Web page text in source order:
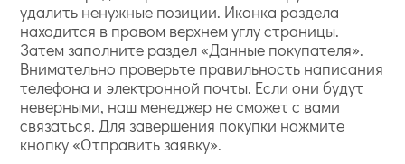
удалить ненужные позиции. Иконка раздела
находится в правом верхнем углу страницы.
Затем заполните раздел «Данные покупателя».
Внимательно проверьте правильность написания
телефона и электронной почты. Если они будут
неверными, наш менеджер не сможет с вами
связаться. Для завершения покупки нажмите
кнопку «Отправить заявку».